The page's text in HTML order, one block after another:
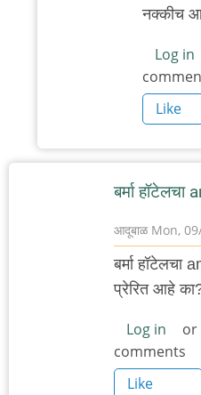
आहे
हो
हे?
क्रेझी
by
नक्कीच
Log in
Like
बर्मा
आदूबाळMon,
बर्मा
प्रेरित आहे
Log in or
comments
Like